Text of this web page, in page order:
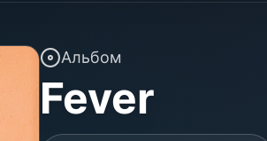
Альбом
Fever